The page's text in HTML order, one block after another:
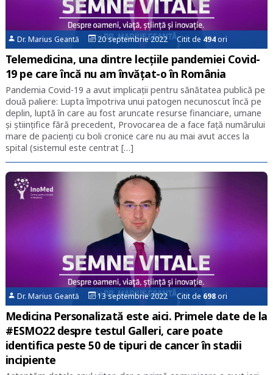
Dr. Marius Geantă 20 septembrie 2022 Citit de 494ori
Telemedicina, una dintre lecțiile pandemiei Covid-
19 pe care încă nu am învățat-o în România
Pandemia Covid-19 a avut implicații pentru sănătatea publică pe
două paliere: Lupta împotriva unui patogen necunoscut încă pe
deplin, luptă în care au fost aruncate resurse financiare, umane
și științifice fără precedent, Provocarea de a face față numărului
mare de pacienți cu boli cronice care nu au mai avut acces la
spital (sistemul este centrat […]
Dr. Marius Geantă 13 septembrie 2022 Citit de 698ori
Medicina Personalizată este aici. Primele date de la
#ESMO22 despre testul Galleri, care poate
identifica peste 50 de tipuri de cancer în stadii
incipiente